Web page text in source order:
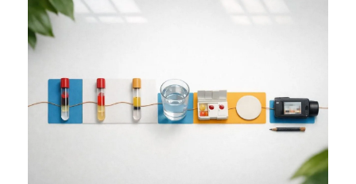
मराठी
తెలుగు
தமிழ்
ಕನ್ನಡ